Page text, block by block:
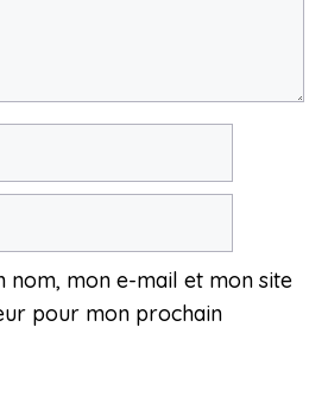
nom, mon e-mail et mon site
pour mon prochain